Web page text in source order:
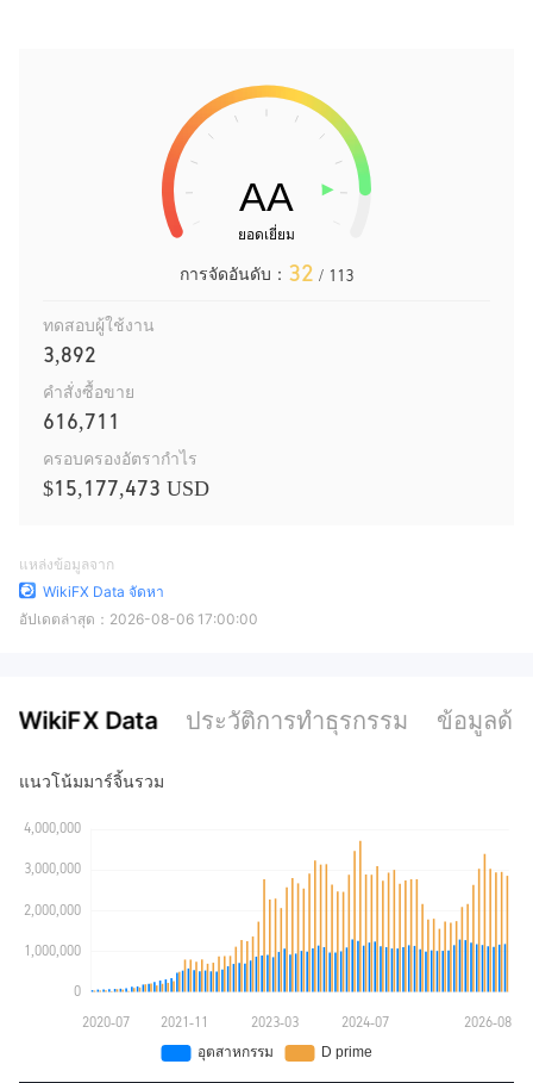
การจัดอันดับ： 32 / 113
ทดสอบผู้ใช้งาน
3,892
คำสั่งซื้อขาย
616,711
ครอบครองอัตรากำไร
$15,177,473 USD
แหล่งข้อมูลจาก
WikiFX Data จัดหา
อัปเดตล่าสุด： 2026-08-06 17:00:00
WikiFX Data ประวัติการทำธุรกรรม ข้อมูลด้า
แนวโน้มมาร์จิ้นรวม